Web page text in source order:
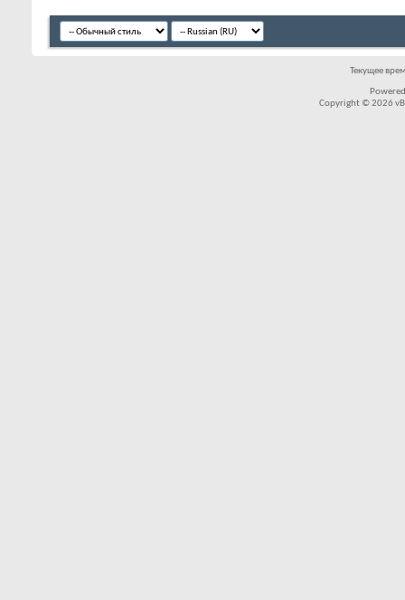
Текущее
Copyright © 2026